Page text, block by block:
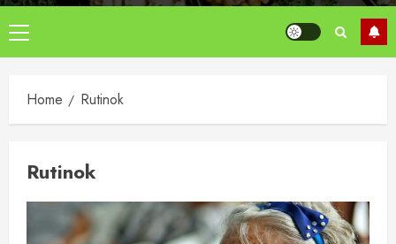
Primary
Menu
Home Rutinok
Rutinok